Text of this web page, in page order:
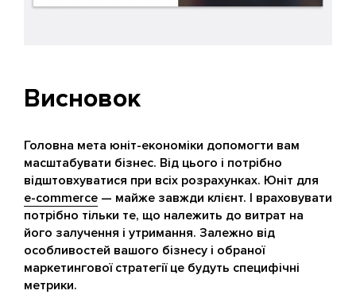
Висновок
Головна мета юніт-економіки допомогти вам
масштабувати бізнес. Від цього і потрібно
відштовхуватися при всіх розрахунках. Юніт для
e-commerce — майже завжди клієнт. І враховувати
потрібно тільки те, що належить до витрат на
його залучення і утримання. Залежно від
особливостей вашого бізнесу і обраної
маркетингової стратегії це будуть специфічні
метрики.